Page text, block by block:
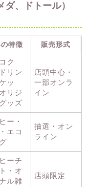
、ドトール）
特徴 販売形式
ク
リン
ッ
リジ
ッズ
店頭中心・
一部オンラ
イン
ー・
エコ
抽選・オン
ライン
ーチ
・オ
ル雑
店頭限定